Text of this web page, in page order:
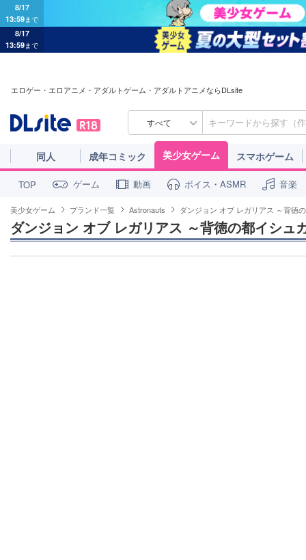
8/17
13:59まで
8/17
13:59まで
エロゲー・エロアニメ・アダルトゲーム・アダルトアニメならDLsite
すべて
同人 成年コミック 美少女ゲーム スマホゲーム
TOP ゲーム 動画 ボイス・ASMR 音楽
美少女ゲーム ブランド一覧 Astronauts ダンジョン オブ レガリアス ～背徳
ダンジョン オブ レガリアス ～背徳の都イシュ